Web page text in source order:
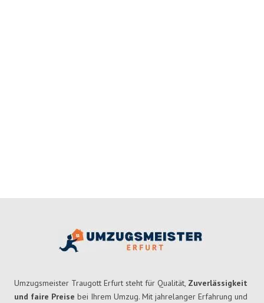
Umzugsmeister Traugott Erfurt steht für Qualität, Zuverlässigkeit
und faire Preise bei Ihrem Umzug. Mit jahrelanger Erfahrung und